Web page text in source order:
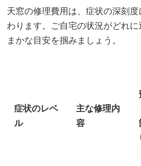
天窓の修理費用は、症状の深刻
わります。ご自宅の状況がどれ
まかな目安を掴みましょう。
症状のレベ
ル
主な修理内
容